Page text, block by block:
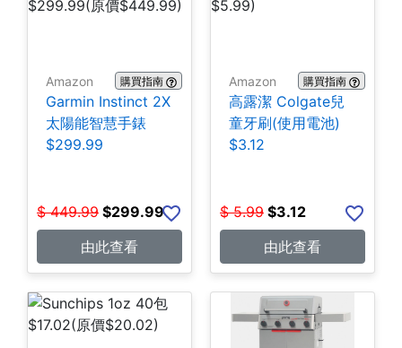
Amazon 購買指南
Garmin Instinct 2X
太陽能智慧手錶
$299.99
$ 449.99 $299.99
由此查看
Amazon 購買指南
高露潔 Colgate兒
童牙刷(使用電池)
$3.12
$ 5.99 $3.12
由此查看